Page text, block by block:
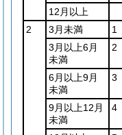
12月以上
2
3月未満 1
3月以上6月
未満
2
6月以上9月
未満
3
9月以上12月
未満
4